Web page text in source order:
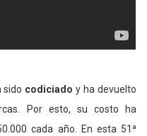
sido codiciado y ha devuelto
Por esto, su costo ha
cada año. En esta 51ª